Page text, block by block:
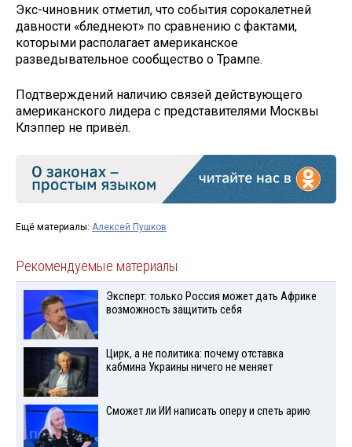
Экс-чиновник отметил, что события сорокалетней
давности «бледнеют» по сравнению с фактами,
которыми располагает американское
разведывательное сообщество о Трампе.
Подтверждений наличию связей действующего
американского лидера с представителями Москвы
Клэппер не привёл.
Ещё материалы: Алексей Пушков
Рекомендуемые материалы
Эксперт: только Россия может дать Африке
возможность защитить себя
Цирк, а не политика: почему отставка
кабмина Украины ничего не меняет
Сможет ли ИИ написать оперу и спеть арию